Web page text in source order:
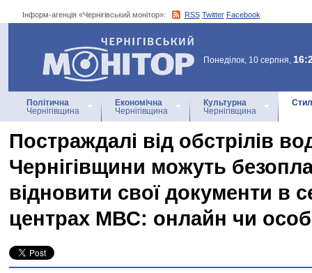
Інформ-агенція «Чернігівський монітор»: RSS Twitter Facebook
Інформ-агенція
«Чернігівський монітор»
Понеділок, 10 серпня,
Політична
Чернігівщина
Економічна
Чернігівщина
Культурна
Чернігівщина
Постраждалі від обстрілів
Чернігівщини можуть
відновити свої документи в
центрах МВС: онлайн чи